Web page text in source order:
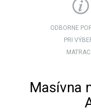
ODBORNE
PRI
Masívna